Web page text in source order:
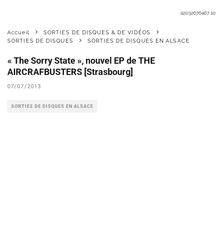
a2032676467 10
Accueil
SORTIES DE DISQUES & DE VIDÉOS
SORTIES DE DISQUES
SORTIES DE DISQUES EN ALSACE
« The Sorry State », nouvel EP de THE
AIRCRAFBUSTERS [Strasbourg]
07/07/2013
SORTIES DE DISQUES EN ALSACE